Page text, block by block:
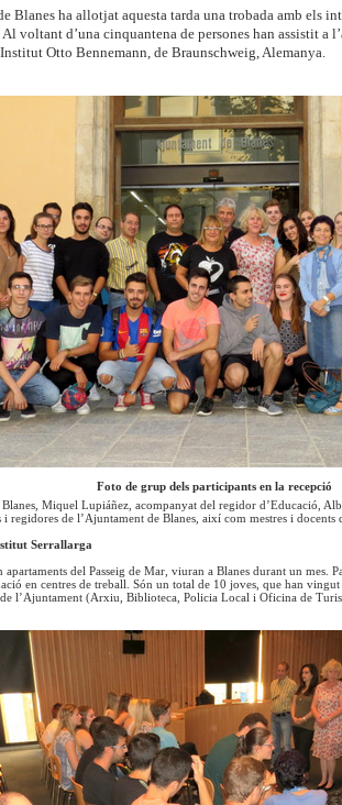
Blanes ha allotjat aquesta tarda una trobada amb els
voltant d’una cinquantena de persones han assistit a
Otto Bennemann, de Braunschweig, Alemanya.
Foto de grup dels participants en la recepció
Blanes, Miquel Lupiáñez, acompanyat del regidor d’Educació,
de l’Ajuntament de Blanes, així com mestres i docents
Serrallarga
apartaments del Passeig de Mar, viuran a Blanes durant un mes.
en centres de treball. Són un total de 10 joves, que han
l’Ajuntament (Arxiu, Biblioteca, Policia Local i Oficina de